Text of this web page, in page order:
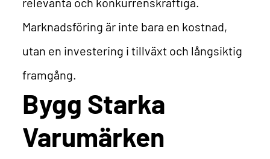
Marknadsföring är inte bara en kostnad,
utan en investering i tillväxt och långsiktig
framgång.
Bygg Starka
Varumärken